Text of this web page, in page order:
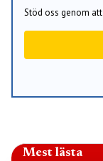
Stöd oss genom
Mest lästa